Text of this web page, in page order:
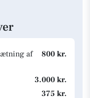
af
800 kr.
3.000 kr.
375 kr.